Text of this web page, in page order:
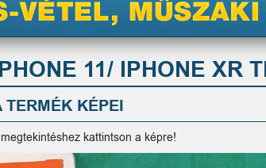
11/ IPHONE XR
TERMÉK KÉPEI
kattintson a képre!